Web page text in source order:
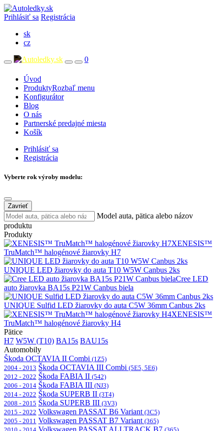
Prihlásiť sa Registrácia
sk
cz
0
Úvod
ProduktyRozbaľ menu
Konfigurátor
Blog
O nás
Partnerské predajné miesta
Košík
Prihlásiť sa
Registrácia
Vyberte rok výroby modelu:
Zavrieť
Model auta, pätica alebo názov
produktu
Produkty
XENESIS™
TruMatch™ halogénové žiarovky H7
UNIQUE LED žiarovky do auta T10 W5W Canbus 2ks
Cree LED
auto žiarovka BA15s P21W Canbus biela
UNIQUE Sulfid LED žiarovky do auta C5W 36mm Canbus 2ks
XENESIS™
TruMatch™ halogénové žiarovky H4
Pätice
H7 W5W (T10) BA15s BAU15s
Automobily
Škoda OCTAVIA II Combi (1Z5)
2004 - 2013 Škoda OCTAVIA III Combi (5E5, 5E6)
2012 - 2022 Škoda FABIA II (542)
2006 - 2014 Škoda FABIA III (NJ3)
2014 - 2022 Škoda SUPERB II (3T4)
2008 - 2015 Škoda SUPERB III (3V3)
2015 - 2022 Volkswagen PASSAT B6 Variant (3C5)
2005 - 2011 Volkswagen PASSAT B7 Variant (365)